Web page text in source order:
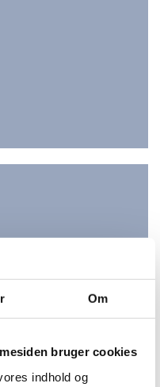
Om
bruger cookies
indhold og